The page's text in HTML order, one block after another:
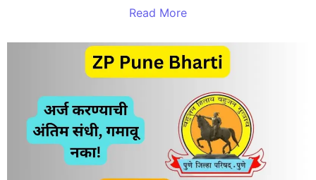
Read More